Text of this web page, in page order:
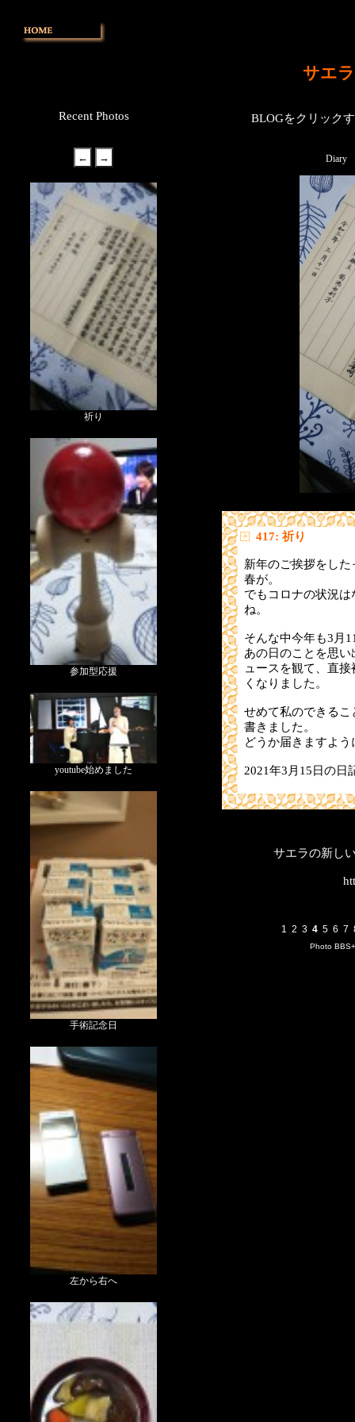
サエ
Recent Photos
祈り
参加型応援
youtube始めました
手術記念日
左から右へ
BLOGをクリック
Diary
417: 祈り
新年のご挨拶をし
春が。
でもコロナの状況
ね。
そんな中今年も3月
あの日のことを思
ュースを観て、直
くなりました。
せめて私のできる
書きました。
どうか届きますよう
2021年3月15日の日
サエラの新し
1 2 3 4 5 6 7
Photo BBS+